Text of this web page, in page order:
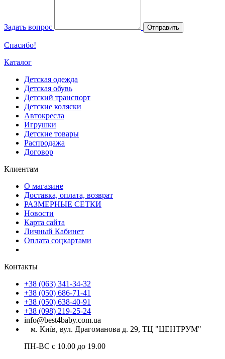
Задать вопрос Отправить
Спасибо!
Каталог
Детская одежда
Детская обувь
Детский транспорт
Детские коляски
Автокресла
Игрушки
Детские товары
Распродажа
Договор
Клиентам
О магазине
Доставка, оплата, возврат
РАЗМЕРНЫЕ СЕТКИ
Новости
Карта сайта
Личный Кабинет
Оплата соцкартами
Контакты
+38 (063) 341-34-32
+38 (050) 686-71-41
+38 (050) 638-40-91
+38 (098) 219-25-24
info@best4baby.com.ua
м. Київ, вул. Драгоманова д. 29, ТЦ "ЦЕНТРУМ"
ПН-ВС с 10.00 до 19.00